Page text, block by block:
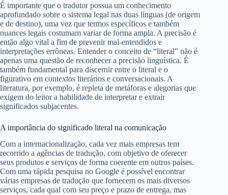
É importante que o tradutor possua um conhecimento
aprofundado sobre o sistema legal nas duas línguas (de origem
e de destino), uma vez que termos específicos e também
nuances legais costumam variar de forma ampla. A precisão é
então algo vital a fim de prevenir mal-entendidos e
interpretações errôneas. Entender o conceito de “literal” não é
apenas uma questão de reconhecer a precisão linguística. É
também fundamental para discernir entre o literal e o
figurativo em contextos literários e conversacionais. A
literatura, por exemplo, é repleta de metáforas e alegorias que
exigem do leitor a habilidade de interpretar e extrair
significados subjacentes.
A importância do significado literal na comunicação
Com a internacionalização, cada vez mais empresas tem
recorrido a agências de tradução, com objetivo de oferecer
seus produtos e serviços de forma coerente em outros países.
Com uma rápida pesquisa no Google é possível encontrar
várias empresas de tradução que fornecem os mais diversos
serviços, cada qual com seu preço e prazo de entrega, mas